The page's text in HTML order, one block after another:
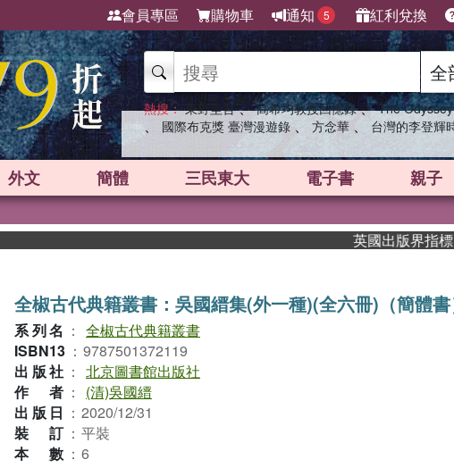
會員專區 購物車 通知 5 紅利兌換
熱搜： 東野圭吾 、 高希均教授回憶錄 、 The Odyssey
、 國際布克獎 臺灣漫遊錄 、 方念華 、 台灣的李登輝
外文 簡體 三民東大 電子書 親子
英國出版界指標大
全椒古代典籍叢書：吳國縉集(外一種)(全六冊)（簡體書
系列名 ： 全椒古代典籍叢書
ISBN13 ： 9787501372119
出版社 ： 北京圖書館出版社
作者 ：
(清)吳國縉
出版日 ： 2020/12/31
裝訂 ： 平裝
本數 ： 6